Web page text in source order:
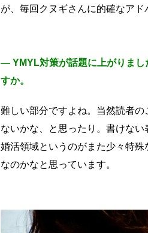
が、毎回クヌギさんに的確なア
― YMYL対策が話題に上がりまし
すか。
難しい部分ですよね。当然読者
ないかな、と思ったり。書けな
婚活領域というのがまた少々特
なのかなと思っています。